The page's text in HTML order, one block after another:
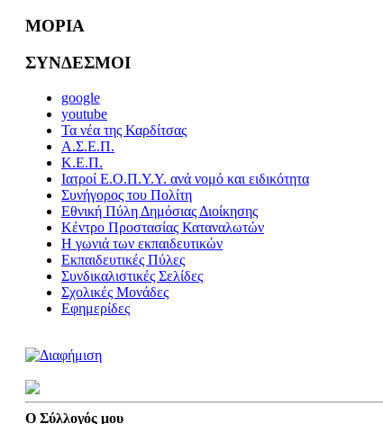
ΜΟΡΙΑ
ΣΥΝΔΕΣΜΟΙ
google
youtube
Τα νέα της Καρδίτσας
Α.Σ.Ε.Π.
Κ.Ε.Π.
Ιατροί Ε.Ο.Π.Υ.Υ. ανά νομό και ειδικότητα
Συνήγορος του Πολίτη
Εθνική Πύλη Δημόσιας Διοίκησης
Κέντρο Προστασίας Καταναλωτών
Η γωνιά των εκπαιδευτικών
Εκπαιδευτικές Πύλες
Συνδικαλιστικές Σελίδες
Σχολικές Μονάδες
Εφημερίδες
Ο Σύλλογός μου